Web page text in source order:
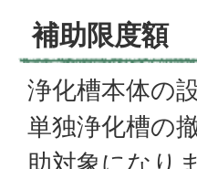
補助限度額
浄化槽本体の
単独浄化槽の